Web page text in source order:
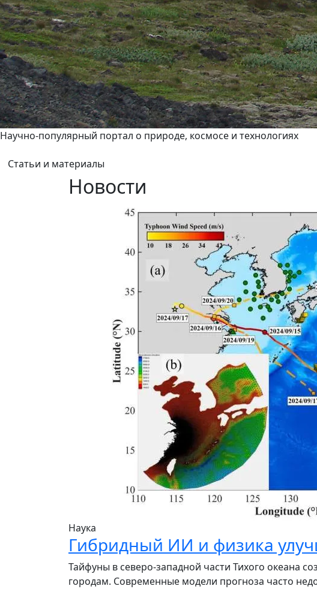
Научно-популярный портал о природе, космосе и технологиях
Статьи и материалы
Новости
Наука
Гибридный ИИ и физика
Тайфуны в северо-западной части Тихого
городам. Современные модели прогноза часто